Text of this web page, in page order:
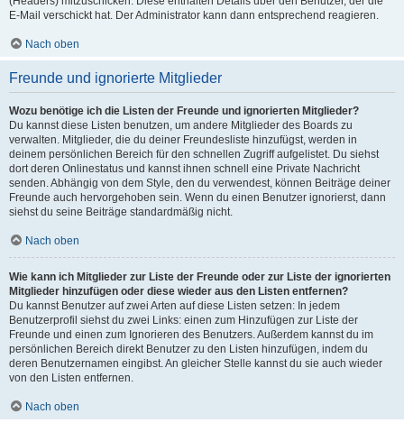
E-Mail verschickt hat. Der Administrator kann dann entsprechend reagieren.
Nach oben
Freunde und ignorierte Mitglieder
Wozu benötige ich die Listen der Freunde und ignorierten Mitglieder?
Du kannst diese Listen benutzen, um andere Mitglieder des Boards zu
verwalten. Mitglieder, die du deiner Freundesliste hinzufügst, werden in
deinem persönlichen Bereich für den schnellen Zugriff aufgelistet. Du siehst
dort deren Onlinestatus und kannst ihnen schnell eine Private Nachricht
senden. Abhängig von dem Style, den du verwendest, können Beiträge deiner
Freunde auch hervorgehoben sein. Wenn du einen Benutzer ignorierst, dann
siehst du seine Beiträge standardmäßig nicht.
Nach oben
Wie kann ich Mitglieder zur Liste der Freunde oder zur Liste der ignorierten
Mitglieder hinzufügen oder diese wieder aus den Listen entfernen?
Du kannst Benutzer auf zwei Arten auf diese Listen setzen: In jedem
Benutzerprofil siehst du zwei Links: einen zum Hinzufügen zur Liste der
Freunde und einen zum Ignorieren des Benutzers. Außerdem kannst du im
persönlichen Bereich direkt Benutzer zu den Listen hinzufügen, indem du
deren Benutzernamen eingibst. An gleicher Stelle kannst du sie auch wieder
von den Listen entfernen.
Nach oben